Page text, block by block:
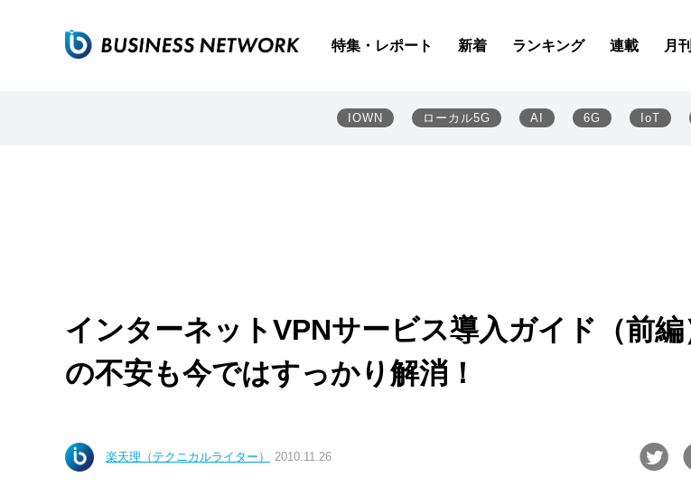
特集・レポート 新着 ランキング 連載 月
IOWN ローカル5G AI 6G IoT
インターネットVPNサービス導入ガイド（前
の不安も今ではすっかり解消！
楽天理（テクニカルライター） 2010.11.26